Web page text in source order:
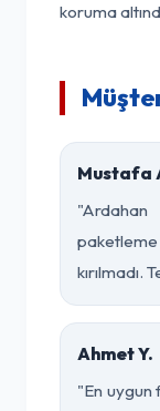
koruma
Mustafa
kırılmadı.
Ahmet Y.
"En uygun